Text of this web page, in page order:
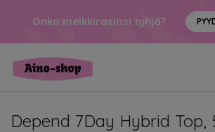
Onko meikkirasiasi tyhjä?
Depend 7Day Hybrid Top,